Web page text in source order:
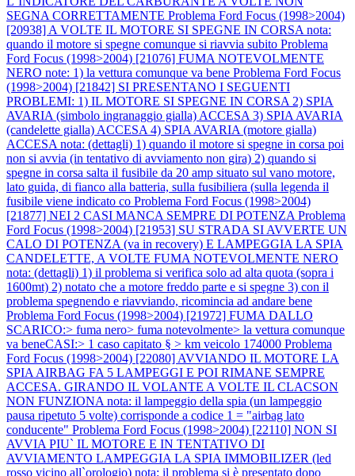
SEGNA CORRETTAMENTE Problema Ford Focus (1998>2004)
[20938] A VOLTE IL MOTORE SI SPEGNE IN CORSA nota:
quando il motore si spegne comunque si riavvia subito Problema
Ford Focus (1998>2004) [21076] FUMA NOTEVOLMENTE
NERO note: 1) la vettura comunque va bene Problema Ford Focus
(1998>2004) [21842] SI PRESENTANO I SEGUENTI
PROBLEMI: 1) IL MOTORE SI SPEGNE IN CORSA 2) SPIA
AVARIA (simbolo ingranaggio gialla) ACCESA 3) SPIA AVARIA
(candelette gialla) ACCESA 4) SPIA AVARIA (motore gialla)
ACCESA nota: (dettagli) 1) quando il motore si spegne in corsa poi
non si avvia (in tentativo di avviamento non gira) 2) quando si
spegne in corsa salta il fusibile da 20 amp situato sul vano motore,
lato guida, di fianco alla batteria, sulla fusibiliera (sulla legenda il
fusibile viene indicato co Problema Ford Focus (1998>2004)
[21877] NEI 2 CASI MANCA SEMPRE DI POTENZA Problema
Ford Focus (1998>2004) [21953] SU STRADA SI AVVERTE UN
CALO DI POTENZA (va in recovery) E LAMPEGGIA LA SPIA
CANDELETTE, A VOLTE FUMA NOTEVOLMENTE NERO
nota: (dettagli) 1) il problema si verifica solo ad alta quota (sopra i
1600mt) 2) notato che a motore freddo parte e si spegne 3) con il
problema spegnendo e riavviando, ricomincia ad andare bene
Problema Ford Focus (1998>2004) [21972] FUMA DALLO
SCARICO:> fuma nero> fuma notevolmente> la vettura comunque
va beneCASI:> 1 caso capitato § > km veicolo 174000 Problema
Ford Focus (1998>2004) [22080] AVVIANDO IL MOTORE LA
SPIA AIRBAG FA 5 LAMPEGGI E POI RIMANE SEMPRE
ACCESA. GIRANDO IL VOLANTE A VOLTE IL CLACSON
NON FUNZIONA nota: il lampeggio della spia (un lampeggio
pausa ripetuto 5 volte) corrisponde a codice 1 = "airbag lato
conducente" Problema Ford Focus (1998>2004) [22110] NON SI
AVVIA PIU` IL MOTORE E IN TENTATIVO DI
AVVIAMENTO LAMPEGGIA LA SPIA IMMOBILIZER (led
rosso vicino all`orologio) nota: il problema si è presentato dopo